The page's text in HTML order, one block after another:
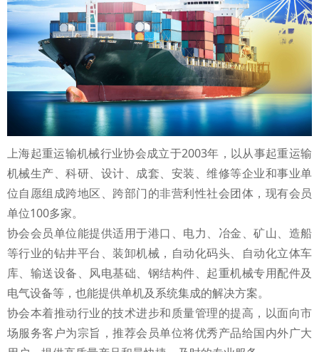
上海起重运输机械行业协会成立于2003年，以从事起重运输
机械生产、科研、设计、成套、安装、维修等企业和事业单
位自愿组成跨地区、跨部门的非营利性社会团体，现有会员
单位100多家。
协会会员单位能提供适用于港口、电力、冶金、矿山、造船
等行业的钻井平台、装卸机械，自动化码头、自动化立体车
库、输送设备、风电基础、钢结构件、起重机械专用配件及
电气设备等，也能提供单机及系统集成的解决方案。
协会本着推动行业的技术进步和质量管理的提高，以面向市
场服务客户为宗旨，推荐会员单位将优秀产品给国内外广大